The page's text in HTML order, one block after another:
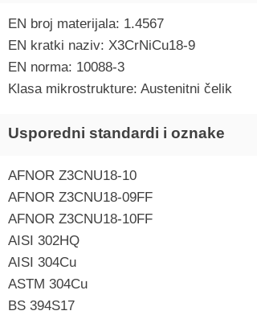
EN broj materijala: 1.4567
EN kratki naziv: X3CrNiCu18-9
EN norma: 10088-3
Klasa mikrostrukture: Austenitni čelik
Usporedni standardi i oznake
AFNOR Z3CNU18-10
AFNOR Z3CNU18-09FF
AFNOR Z3CNU18-10FF
AISI 302HQ
AISI 304Cu
ASTM 304Cu
BS 394S17